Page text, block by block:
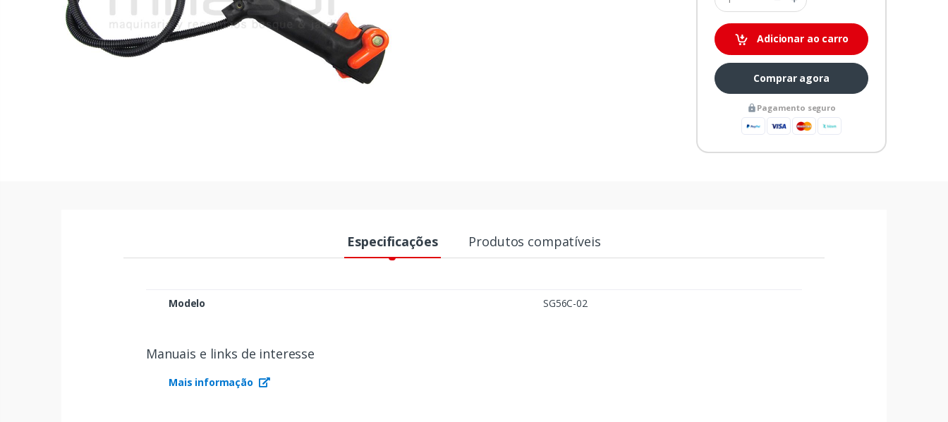
Adicionar ao carro
Comprar agora
Pagamento seguro
Especificações Produtos compatíveis
Modelo SG56C-02
Manuais e links de interesse
Mais informação